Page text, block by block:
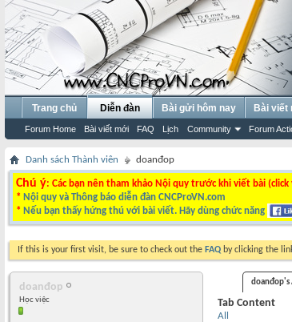
Trang chủ Diễn đàn
Forum Home Bài viết mới FAQ Lịch Community Forum
Bài gửi hôm nay Bài viết
Danh sách Thành viên doanđop
Chú ý: Các bạn nên tham khảo Nội quy trước khi viết bài
* Nội quy và Thông báo diễn đàn CNCProVN.com
* Nếu bạn thấy hứng thú với bài viết. Hãy dùng chức năng
If this is your first visit, be sure to check out the FAQ by clicking the
doanđop
Học việc
doanđop's
Tab Content
All